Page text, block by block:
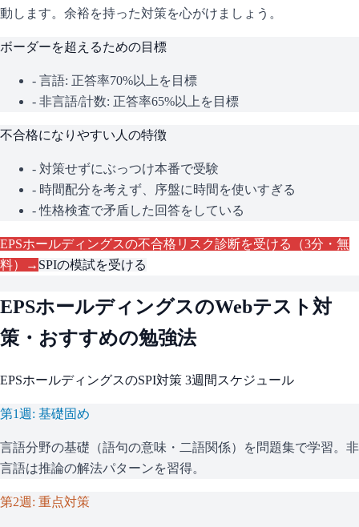
動します。余裕を持った対策を心がけましょう。
ボーダーを超えるための目標
- 言語: 正答率70%以上を目標
- 非言語/計数: 正答率65%以上を目標
不合格になりやすい人の特徴
- 対策せずにぶっつけ本番で受験
- 時間配分を考えず、序盤に時間を使いすぎる
- 性格検査で矛盾した回答をしている
EPSホールディングスの不合格リスク診断を受ける（3分・無
料）→ SPIの模試を受ける
EPSホールディングスのWebテスト対
策・おすすめの勉強法
EPSホールディングスのSPI対策 3週間スケジュール
第1週: 基礎固め
言語分野の基礎（語句の意味・二語関係）を問題集で学習。非
言語は推論の解法パターンを習得。
第2週: 重点対策